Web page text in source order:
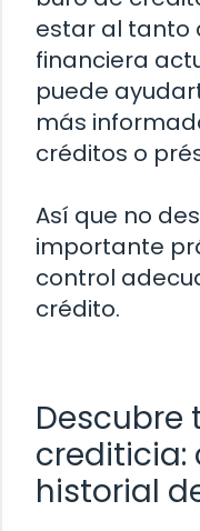
estar al tanto
financiera
puede
más
créditos o
Así que no
importante
control
crédito.
Descubre
crediticia:
historial